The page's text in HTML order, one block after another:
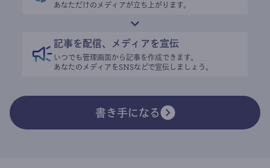
あなただけのメディアが立ち上がります。
記事を配信、メディアを宣伝
いつでも管理画面から記事を作成できます。
あなたのメディアをSNSなどで宣伝しましょう。
書き手になる